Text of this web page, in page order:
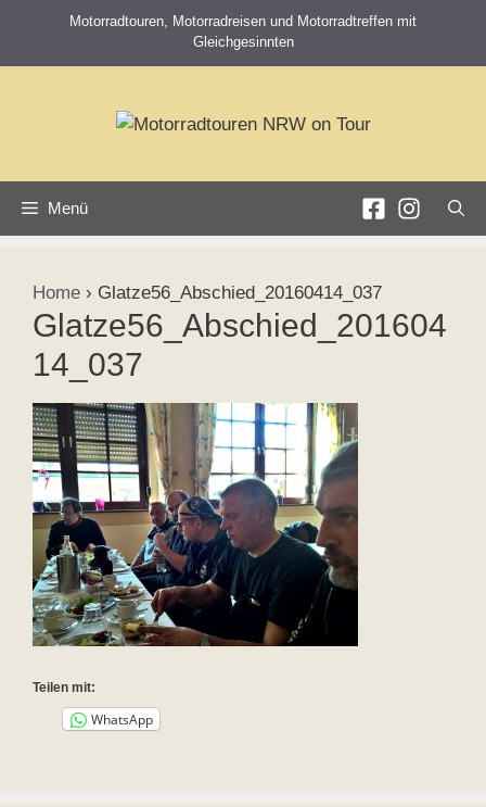
springen
Motorradtouren, Motorradreisen und Motorradtreffen mit
Gleichgesinnten
Menü
Home › Glatze56_Abschied_20160414_037
Glatze56_Abschied_201604
14_037
Teilen mit:
WhatsApp